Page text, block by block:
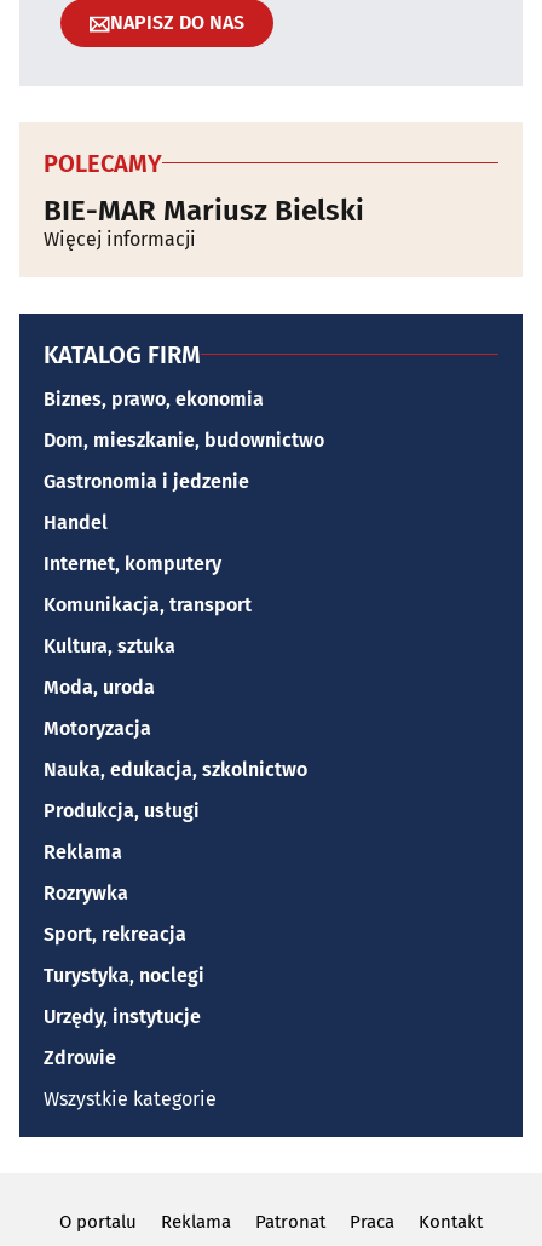
NAPISZ DO NAS
POLECAMY
BIE-MAR Mariusz Bielski
Więcej informacji
KATALOG FIRM
Biznes, prawo, ekonomia
Dom, mieszkanie, budownictwo
Gastronomia i jedzenie
Handel
Internet, komputery
Komunikacja, transport
Kultura, sztuka
Moda, uroda
Motoryzacja
Nauka, edukacja, szkolnictwo
Produkcja, usługi
Reklama
Rozrywka
Sport, rekreacja
Turystyka, noclegi
Urzędy, instytucje
Zdrowie
Wszystkie kategorie
O portalu Reklama Patronat Praca
Kontakt